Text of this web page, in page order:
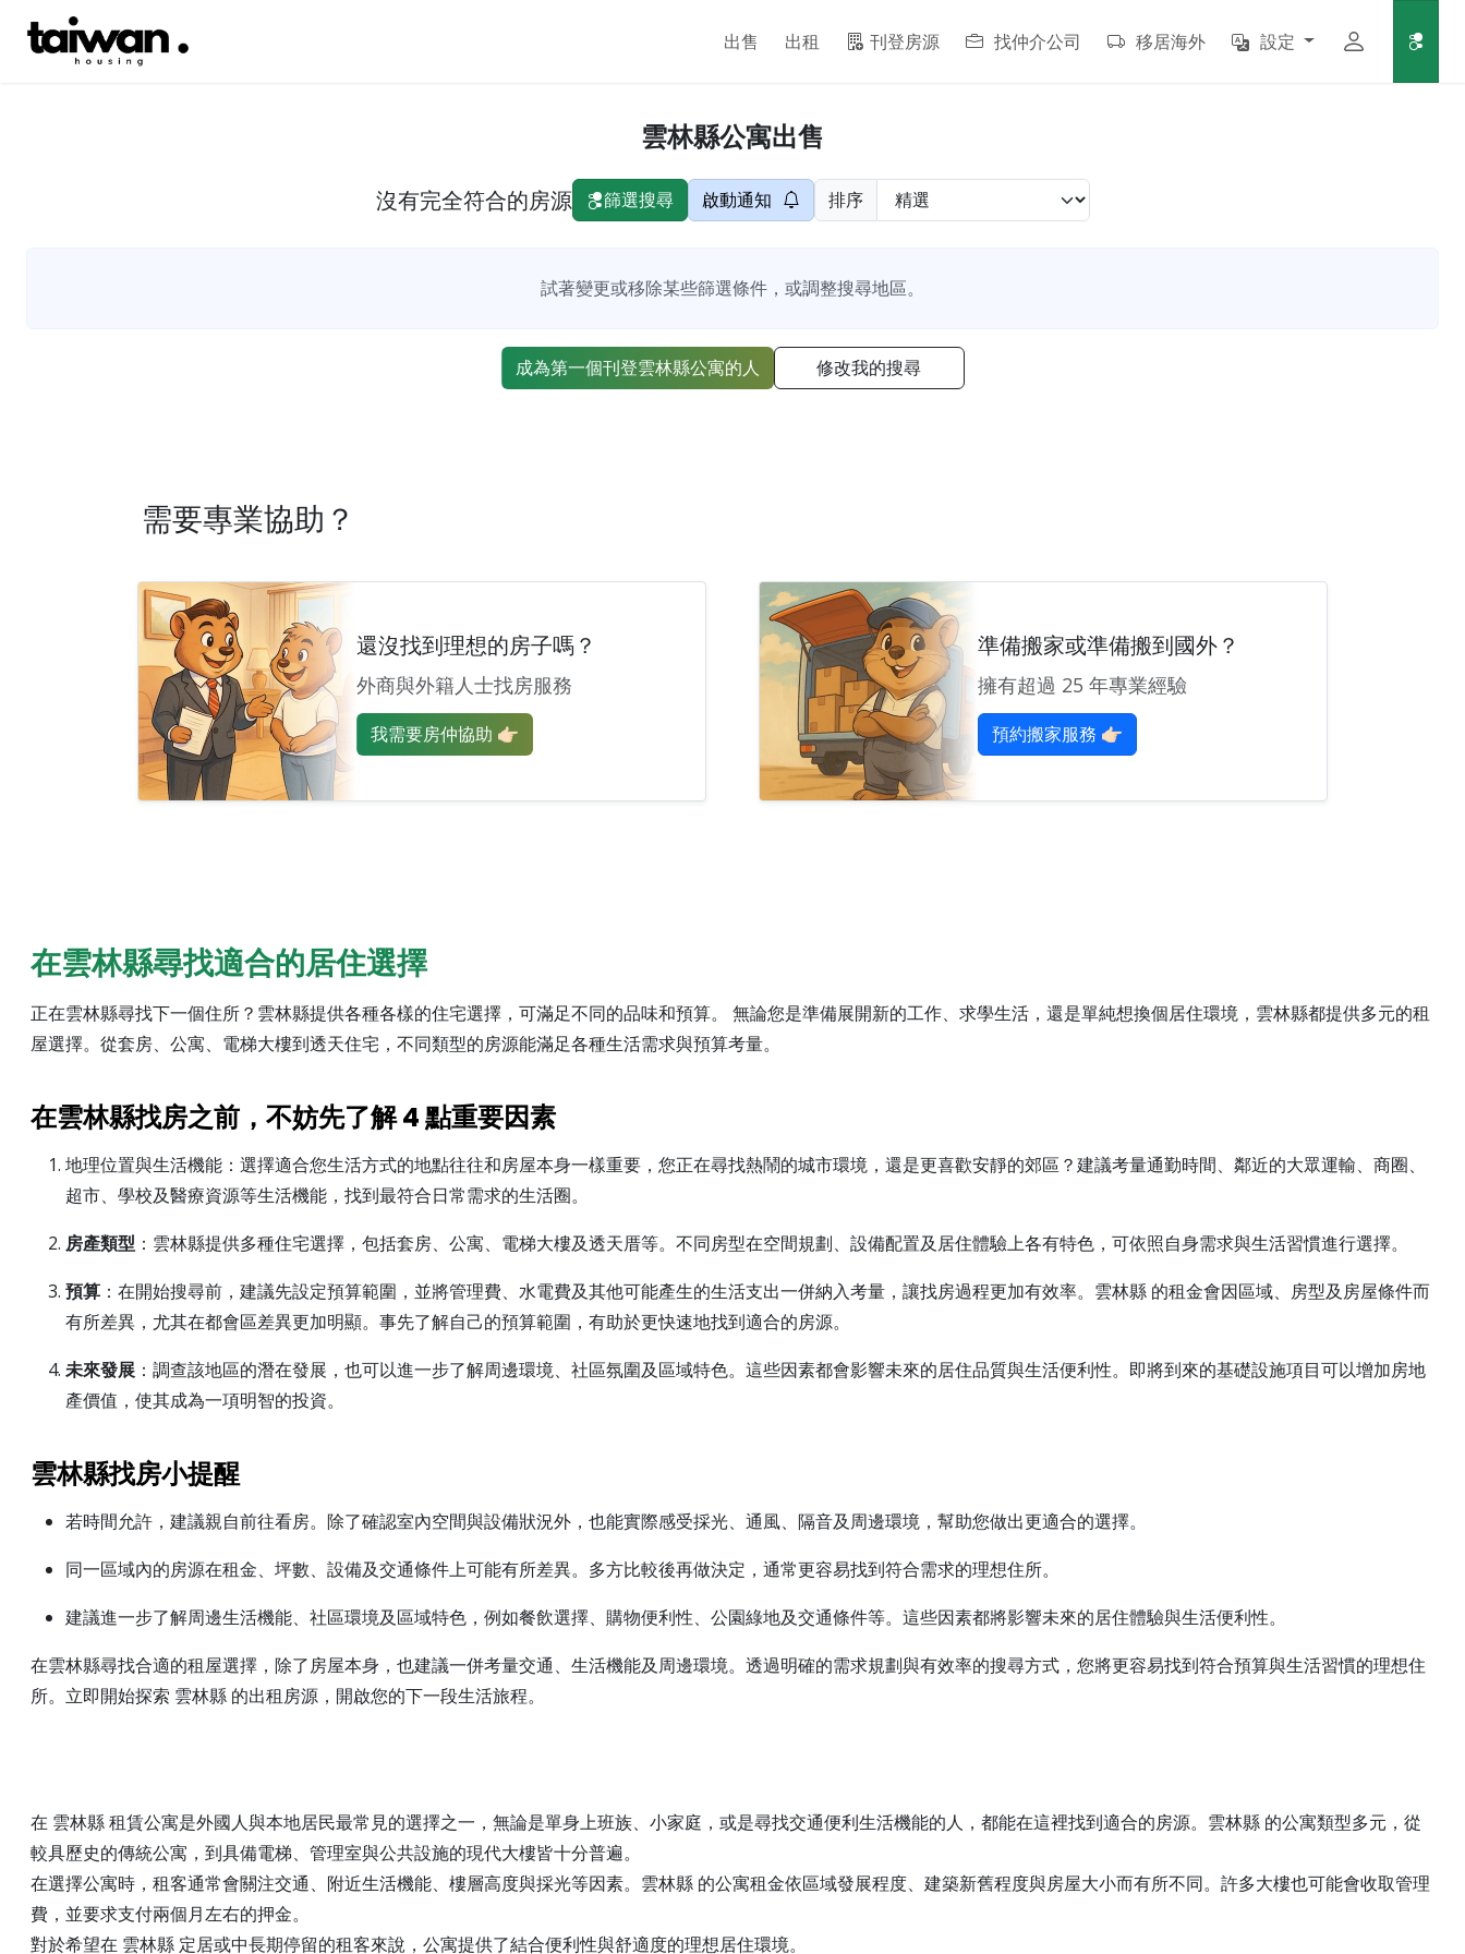
出售 出租 刊登房源 找仲介公司 移居海外 設定
雲林縣公寓出售
沒有完全符合的房源 篩選搜尋 啟動通知 排序
試著變更或移除某些篩選條件，或調整搜尋地區。
成為第一個刊登雲林縣公寓的人 修改我的搜尋
需要專業協助？
還沒找到理想的房子嗎？
外商與外籍人士找房服務
我需要房仲協助 👉🏻
準備搬家或準備搬到國外？
擁有超過 25 年專業經驗
預約搬家服務 👉🏻
在雲林縣尋找適合的居住選擇
正在雲林縣尋找下一個住所？雲林縣提供各種各樣的住宅選擇，可滿足不同的品味和預算。 無論您是準備展開新的工作、求學生活，還是單純想換個居住環境，雲林縣都提供多元的租
屋選擇。從套房、公寓、電梯大樓到透天住宅，不同類型的房源能滿足各種生活需求與預算考量。
在雲林縣找房之前，不妨先了解 4 點重要因素
地理位置與生活機能：選擇適合您生活方式的地點往往和房屋本身一樣重要，您正在尋找熱鬧的城市環境，還是更喜歡安靜的郊區？建議考量通勤時間、鄰近的大眾運輸、商圈、
超市、學校及醫療資源等生活機能，找到最符合日常需求的生活圈。
房產類型 ：雲林縣提供多種住宅選擇，包括套房、公寓、電梯大樓及透天厝等。不同房型在空間規劃、設備配置及居住體驗上各有特色，可依照自身需求與生活習慣進行選擇。
預算 ：在開始搜尋前，建議先設定預算範圍，並將管理費、水電費及其他可能產生的生活支出一併納入考量，讓找房過程更加有效率。雲林縣 的租金會因區域、房型及房屋條件而
有所差異，尤其在都會區差異更加明顯。事先了解自己的預算範圍，有助於更快速地找到適合的房源。
未來發展 ：調查該地區的潛在發展，也可以進一步了解周邊環境、社區氛圍及區域特色。這些因素都會影響未來的居住品質與生活便利性。即將到來的基礎設施項目可以增加房地
產價值，使其成為一項明智的投資。
雲林縣找房小提醒
若時間允許，建議親自前往看房。除了確認室內空間與設備狀況外，也能實際感受採光、通風、隔音及周邊環境，幫助您做出更適合的選擇。
同一區域內的房源在租金、坪數、設備及交通條件上可能有所差異。多方比較後再做決定，通常更容易找到符合需求的理想住所。
建議進一步了解周邊生活機能、社區環境及區域特色，例如餐飲選擇、購物便利性、公園綠地及交通條件等。這些因素都將影響未來的居住體驗與生活便利性。
在雲林縣尋找合適的租屋選擇，除了房屋本身，也建議一併考量交通、生活機能及周邊環境。透過明確的需求規劃與有效率的搜尋方式，您將更容易找到符合預算與生活習慣的理想住
所。立即開始探索 雲林縣 的出租房源，開啟您的下一段生活旅程。
在 雲林縣 租賃公寓是外國人與本地居民最常見的選擇之一，無論是單身上班族、小家庭，或是尋找交通便利生活機能的人，都能在這裡找到適合的房源。雲林縣 的公寓類型多元，從
較具歷史的傳統公寓，到具備電梯、管理室與公共設施的現代大樓皆十分普遍。
在選擇公寓時，租客通常會關注交通、附近生活機能、樓層高度與採光等因素。雲林縣 的公寓租金依區域發展程度、建築新舊程度與房屋大小而有所不同。許多大樓也可能會收取管理
費，並要求支付兩個月左右的押金。
對於希望在 雲林縣 定居或中長期停留的租客來說，公寓提供了結合便利性與舒適度的理想居住環境。